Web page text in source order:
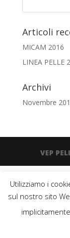
Articoli
MICAM 2016
LINEA PELLE
Archivi
Novembre
VEP
Utilizziamo i
sul nostro sito